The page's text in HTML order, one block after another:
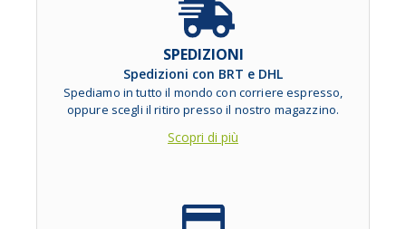
SPEDIZIONI
Spedizioni con BRT e DHL
Spediamo in tutto il mondo con corriere espresso,
oppure scegli il ritiro presso il nostro magazzino.
Scopri di più